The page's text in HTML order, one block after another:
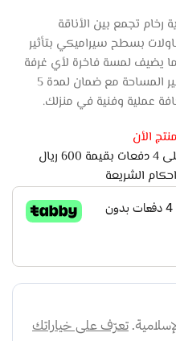
رخام تجمع بين الأناقة
بسطح سيراميكي بتأثير
يضيف لمسة فاخرة لأي غرفة
معيشة. مثالية للتخزين العملي وتوفير المساحة مع ضمان لمدة 5
عملية وفنية في منزلك.
الأن
اشتري الان وادفع لاحقًا على 4 دفعات بقيمة 600 ريال
الشريعة